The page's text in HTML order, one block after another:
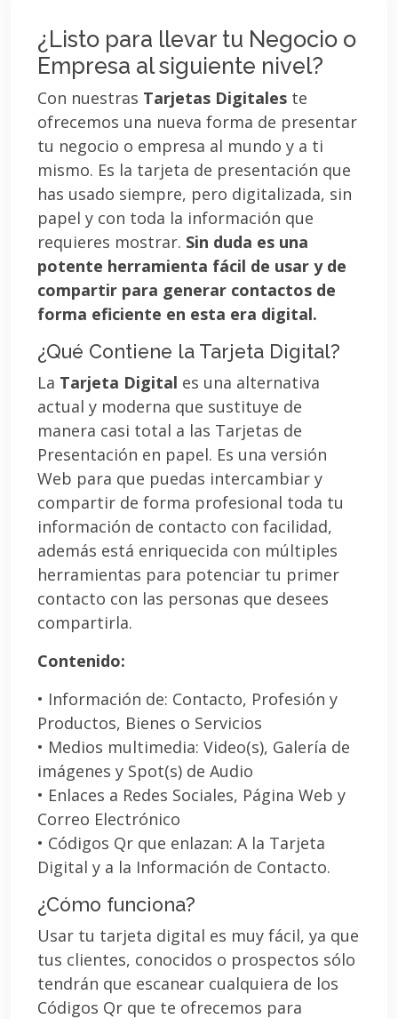
¿Listo para llevar tu Negocio o
Empresa al siguiente nivel?
Con nuestras Tarjetas Digitales te
ofrecemos una nueva forma de presentar
tu negocio o empresa al mundo y a ti
mismo. Es la tarjeta de presentación que
has usado siempre, pero digitalizada, sin
papel y con toda la información que
requieres mostrar. Sin duda es una
potente herramienta fácil de usar y de
compartir para generar contactos de
forma eficiente en esta era digital.
¿Qué Contiene la Tarjeta Digital?
La Tarjeta Digital es una alternativa
actual y moderna que sustituye de
manera casi total a las Tarjetas de
Presentación en papel. Es una versión
Web para que puedas intercambiar y
compartir de forma profesional toda tu
información de contacto con facilidad,
además está enriquecida con múltiples
herramientas para potenciar tu primer
contacto con las personas que desees
compartirla.
Contenido:
• Información de: Contacto, Profesión y
Productos, Bienes o Servicios
• Medios multimedia: Video(s), Galería de
imágenes y Spot(s) de Audio
• Enlaces a Redes Sociales, Página Web y
Correo Electrónico
• Códigos Qr que enlazan: A la Tarjeta
Digital y a la Información de Contacto.
¿Cómo funciona?
Usar tu tarjeta digital es muy fácil, ya que
tus clientes, conocidos o prospectos sólo
tendrán que escanear cualquiera de los
Códigos Qr que te ofrecemos para